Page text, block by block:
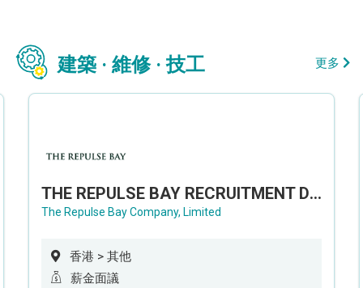
建築 · 維修 · 技工 更多
THE REPULSE BAY RECRUITMENT DAY 淺水灣影灣園人才招聘會
The Repulse Bay Company, Limited
香港 > 其他
薪金面議